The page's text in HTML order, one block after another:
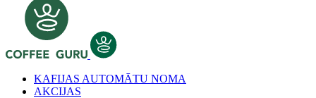
KAFIJAS AUTOMĀTU NOMA
AKCIJAS